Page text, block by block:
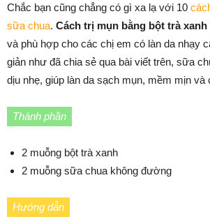
Chắc bạn cũng chẳng có gì xa lạ với 10
sữa chua. Cách trị mụn bằng bột trà xanh
và phù hợp cho các chị em có làn da nhạy
giản như đã chia sẻ qua bài viết trên, sữa
dịu nhẹ, giúp làn da sạch mụn, mềm mịn và
Thành phần
2 muỗng bột trà xanh
2 muỗng sữa chua không đường
Hướng dẫn